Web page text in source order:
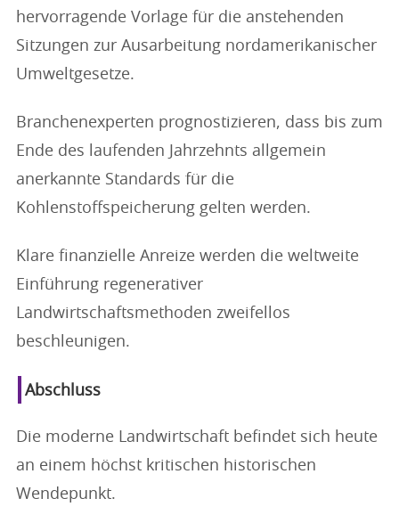
hervorragende Vorlage für die anstehenden
Sitzungen zur Ausarbeitung nordamerikanischer
Umweltgesetze.
Branchenexperten prognostizieren, dass bis zum
Ende des laufenden Jahrzehnts allgemein
anerkannte Standards für die
Kohlenstoffspeicherung gelten werden.
Klare finanzielle Anreize werden die weltweite
Einführung regenerativer
Landwirtschaftsmethoden zweifellos
beschleunigen.
Abschluss
Die moderne Landwirtschaft befindet sich heute
an einem höchst kritischen historischen
Wendepunkt.